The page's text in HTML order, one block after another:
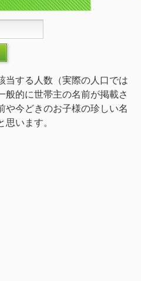
当する人数（実際の人口では
般的に世帯主の名前が掲載さ
や今どきのお子様の珍しい名
います。